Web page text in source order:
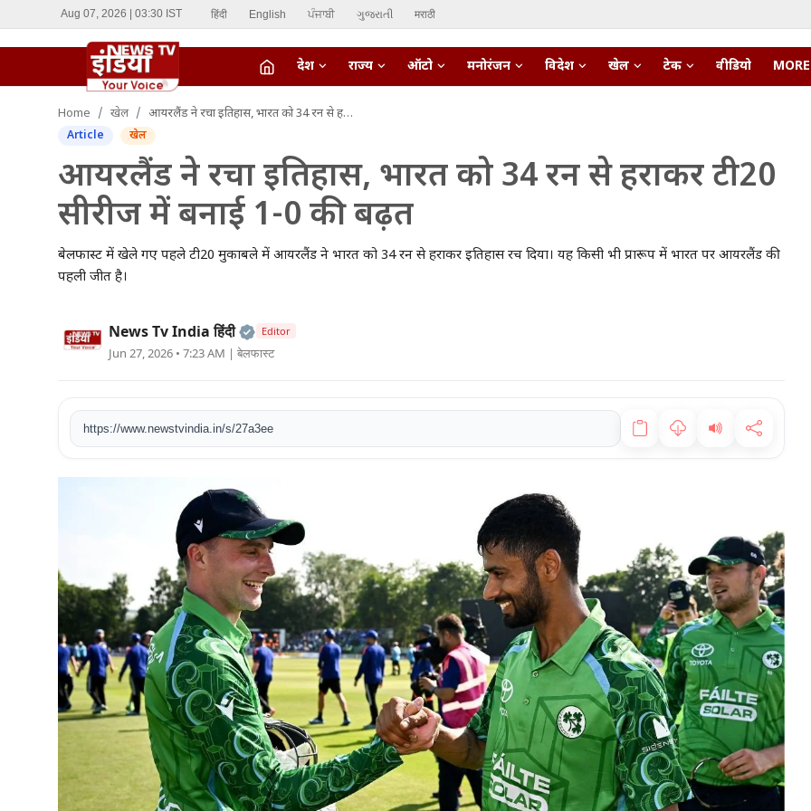
Aug 07, 2026 | 03:30 IST हिंदी English ਪੰਜਾਬੀ ગુજરાતી मराठी
देश राज्य ऑटो मनोरंजन विदेश खेल टेक वीडियो MORE
LIVE TV
Home खेल आयरलैंड ने रचा इतिहास, भारत को 34 रन से हराकर टी20 सीरीज में बनाई 1-0 की बढ़त
Article खेल
आयरलैंड ने रचा इतिहास, भारत को 34 रन से हराकर टी20
सीरीज में बनाई 1-0 की बढ़त
बेलफास्ट में खेले गए पहले टी20 मुकाबले में आयरलैंड ने भारत को 34 रन से हराकर इतिहास रच दिया। यह किसी भी प्रारूप में भारत पर आयरलैंड की
पहली जीत है।
News Tv India हिंदी Official | Verified Expert • 27 Mar, 2026
Editor
Jun 27, 2026 • 7:23 AM | बेलफास्ट
https://www.newstvindia.in/s/27a3ee